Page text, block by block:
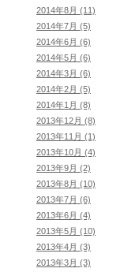
2014年8月 (11)
2014年7月 (5)
2014年6月 (6)
2014年5月 (6)
2014年3月 (6)
2014年2月 (5)
2014年1月 (8)
2013年12月 (8)
2013年11月 (1)
2013年10月 (4)
2013年9月 (2)
2013年8月 (10)
2013年7月 (6)
2013年6月 (4)
2013年5月 (10)
2013年4月 (3)
2013年3月 (3)